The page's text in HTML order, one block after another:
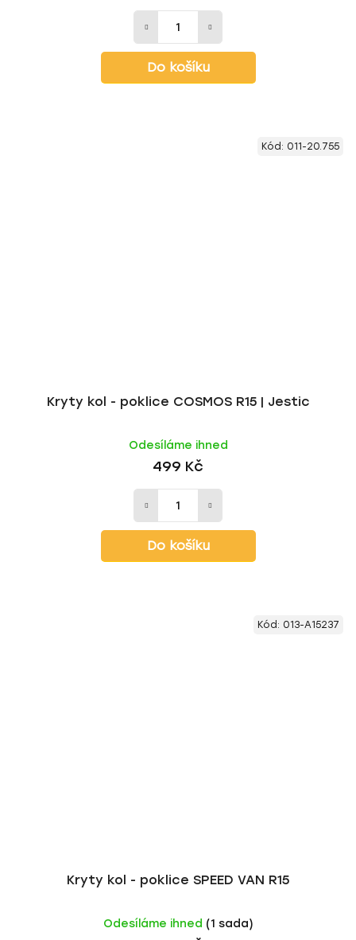
Do košíku
Kryty kol - poklice COSMOS R15 | Jestic
Odesíláme ihned
499 Kč
Do košíku
Kód: 011-20.755
Kryty kol - poklice SPEED VAN R15
Odesíláme ihned (1 sada)
Kód: 013-A15237